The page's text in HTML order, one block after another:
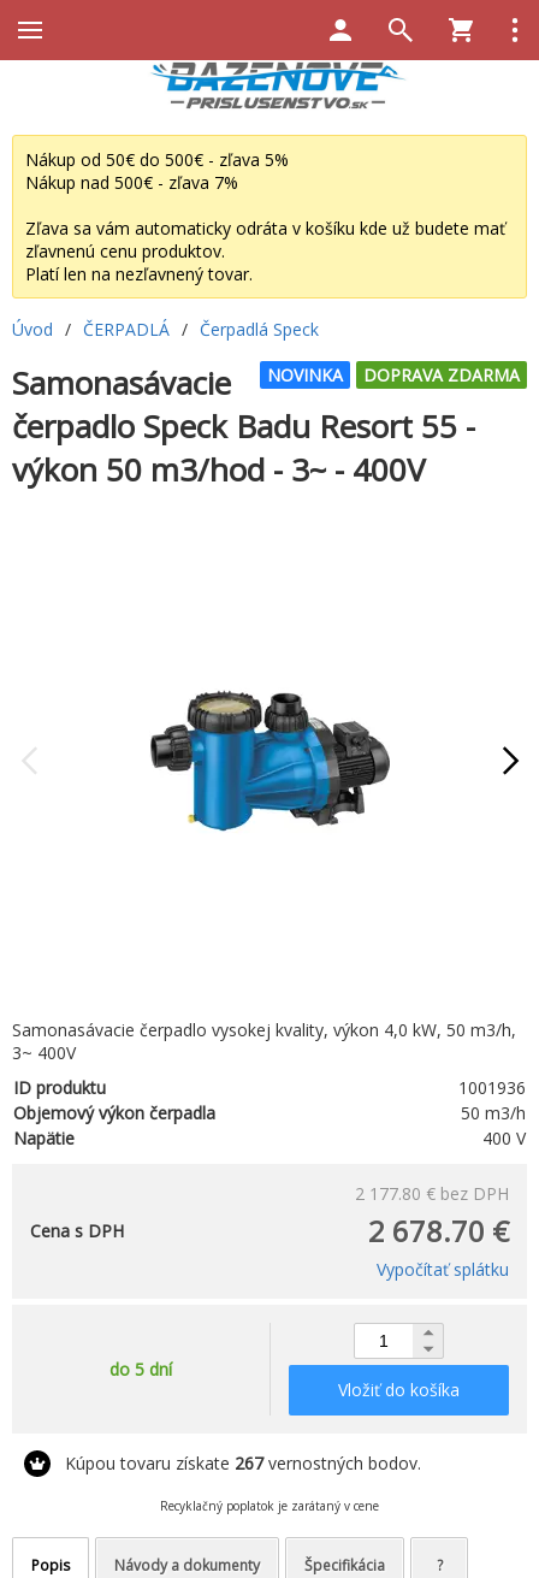
Nákup od 50€ do 500€ - zľava 5%
Nákup nad 500€ - zľava 7%
Zľava sa vám automaticky odráta v košíku kde už budete mať
zľavnenú cenu produktov.
Platí len na nezľavnený tovar.
Úvod / ČERPADLÁ / Čerpadlá Speck
DOPRAVA ZDARMA
NOVINKA
Samonasávacie
čerpadlo Speck Badu Resort 55 -
výkon 50 m3/hod - 3~ - 400V
Samonasávacie čerpadlo vysokej kvality, výkon 4,0 kW, 50 m3/h,
3~ 400V
ID produktu
1001936
Objemový výkon čerpadla
50 m3/h
Napätie
400 V
2 177.80 € bez DPH
2 678.70 €
Cena s DPH
Vypočítať splátku
do 5 dní
Vložiť do košíka
Kúpou tovaru získate 267vernostných bodov.
Recyklačný poplatok je zarátaný v cene
Popis Návody a dokumenty Špecifikácia ?